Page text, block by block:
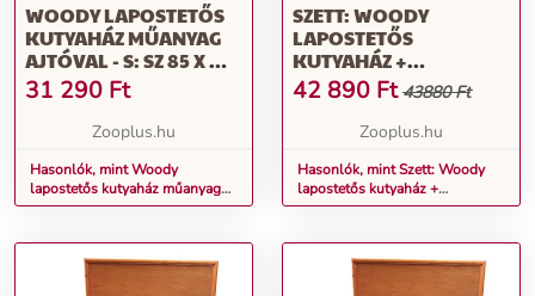
WOODY LAPOSTETŐS
KUTYAHÁZ MŰANYAG
AJTÓVAL - S: SZ 85 X MÉ
57 X MA 58CM
31 290 Ft
Zooplus.hu
Hasonlók, mint Woody
lapostetős kutyaház műanyag
ajtóval - S: Sz 85 x Mé 57 x Ma
SZETT: WOODY
LAPOSTETŐS
KUTYAHÁZ +
SZIGETELÉS + MŰANYAG
AJTÓ - S: SZ 85 X MÉ 57 X
MA 58 CM
42 890 Ft 43880 Ft
Zooplus.hu
Hasonlók, mint Szett: Woody
lapostetős kutyaház +
szigetelés + műanyag ajtó - S: